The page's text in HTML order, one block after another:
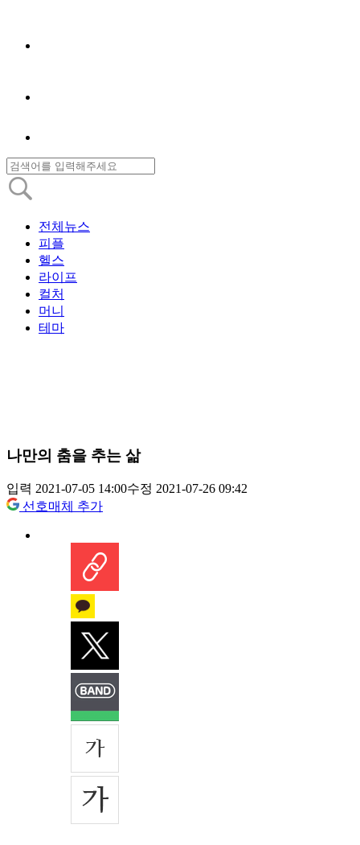
전체뉴스
피플
헬스
라이프
컬처
머니
테마
나만의 춤을 추는 삶
입력 2021-07-05 14:00수정 2021-07-26 09:42
선호매체 추가